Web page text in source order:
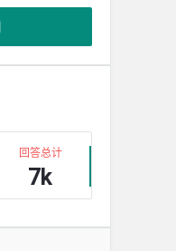
回答总计
7k